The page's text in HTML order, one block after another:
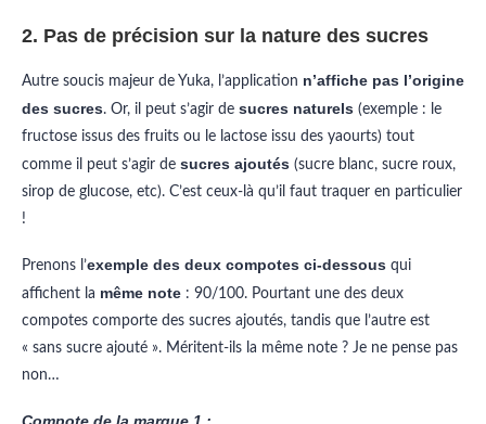
2. Pas de précision sur la nature des sucres
Autre soucis majeur de Yuka, l’application n’affiche pas l’origine
des sucres. Or, il peut s’agir de sucres naturels (exemple : le
fructose issus des fruits ou le lactose issu des yaourts) tout
comme il peut s’agir de sucres ajoutés (sucre blanc, sucre roux,
sirop de glucose, etc). C’est ceux-là qu’il faut traquer en particulier
!
Prenons l’exemple des deux compotes ci-dessous qui
affichent la même note : 90/100. Pourtant une des deux
compotes comporte des sucres ajoutés, tandis que l’autre est
« sans sucre ajouté ». Méritent-ils la même note ? Je ne pense pas
non…
Compote de la marque 1 :